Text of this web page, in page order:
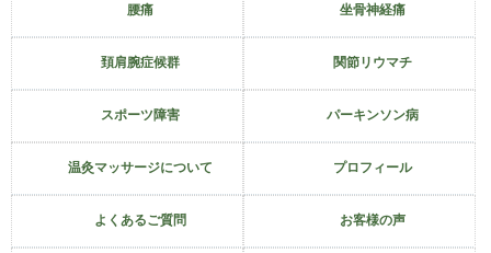
腰痛 坐骨神経痛
頚肩腕症候群 関節リウマチ
スポーツ障害 パーキンソン病
温灸マッサージについて プロフィール
よくあるご質問 お客様の声